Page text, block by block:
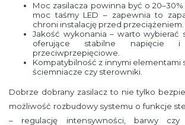
Moc zasilacza powinna być o 20–30%
moc taśmy LED – zapewnia to
chroni instalację przed przeciążeniem.
Jakość wykonania – warto wybierać
oferujące stabilne napięcie i
przeciwprzepięciowe.
Kompatybilność z innymi elementami
ściemniacze czy sterowniki.
Dobrze dobrany zasilacz to nie tylko
możliwość rozbudowy systemu o funkcje
– regulację intensywności, barwy